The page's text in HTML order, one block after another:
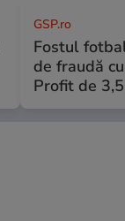
GSP.ro
Fostul
de fraudă
Profit de